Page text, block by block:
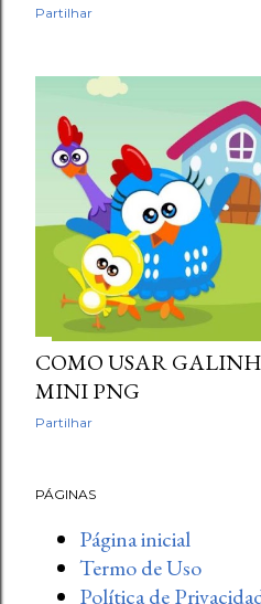
Partilhar
COMO USAR
MINI PNG
Partilhar
PÁGINAS
Página inicial
Termo de Uso
Política de